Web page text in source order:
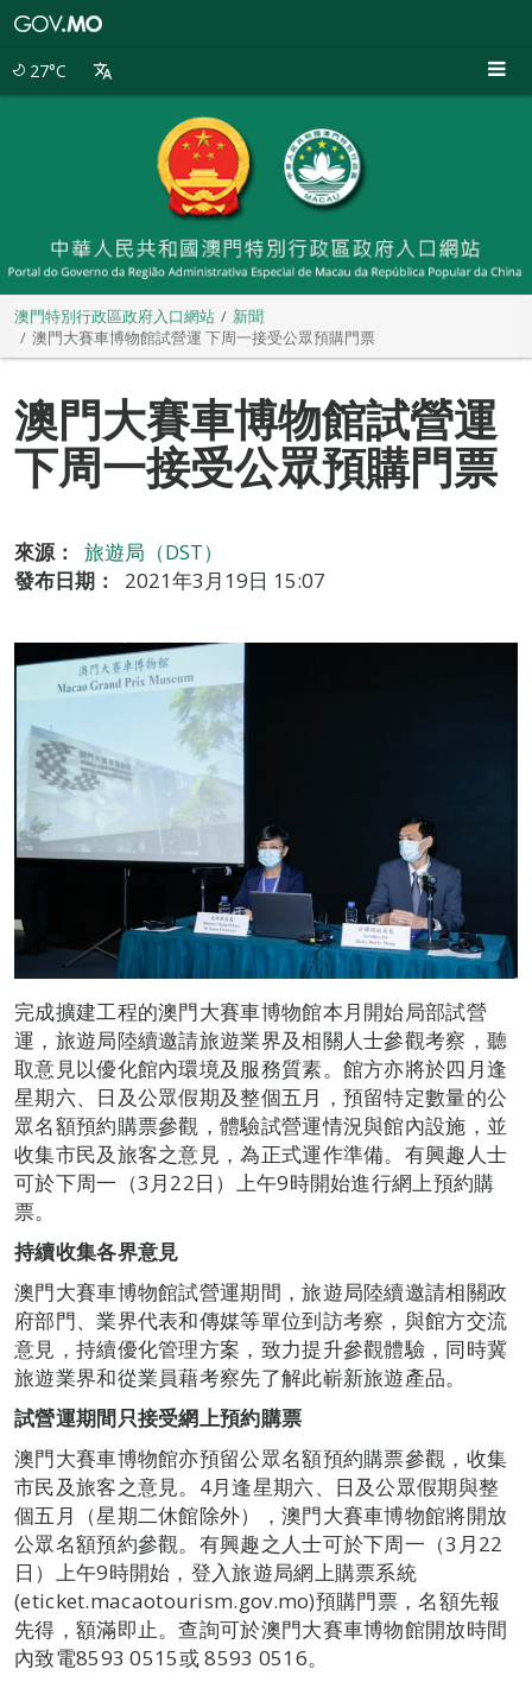
27°C
澳門特別行政區政府入口網站
新聞
澳門大賽車博物館試營運 下周一接受公眾預購門票
澳門大賽車博物館試營運
下周一接受公眾預購門票
來源：
旅遊局（DST）
發布日期：
2021年3月19日 15:07
完成擴建工程的澳門大賽車博物館本月開始局部試營
運，旅遊局陸續邀請旅遊業界及相關人士參觀考察，聽
取意見以優化館內環境及服務質素。館方亦將於四月逢
星期六、日及公眾假期及整個五月，預留特定數量的公
眾名額預約購票參觀，體驗試營運情況與館內設施，並
收集市民及旅客之意見，為正式運作準備。有興趣人士
可於下周一（3月22日）上午9時開始進行網上預約購
票。
持續收集各界意見
澳門大賽車博物館試營運期間，旅遊局陸續邀請相關政
府部門、業界代表和傳媒等單位到訪考察，與館方交流
意見，持續優化管理方案，致力提升參觀體驗，同時冀
旅遊業界和從業員藉考察先了解此嶄新旅遊產品。
試營運期間只接受網上預約購票
澳門大賽車博物館亦預留公眾名額預約購票參觀，收集
市民及旅客之意見。4月逢星期六、日及公眾假期與整
個五月（星期二休館除外），澳門大賽車博物館將開放
公眾名額預約參觀。有興趣之人士可於下周一（3月22
日）上午9時開始，登入旅遊局網上購票系統
(eticket.macaotourism.gov.mo)預購門票，名額先報
先得，額滿即止。查詢可於澳門大賽車博物館開放時間
內致電8593 0515或 8593 0516。